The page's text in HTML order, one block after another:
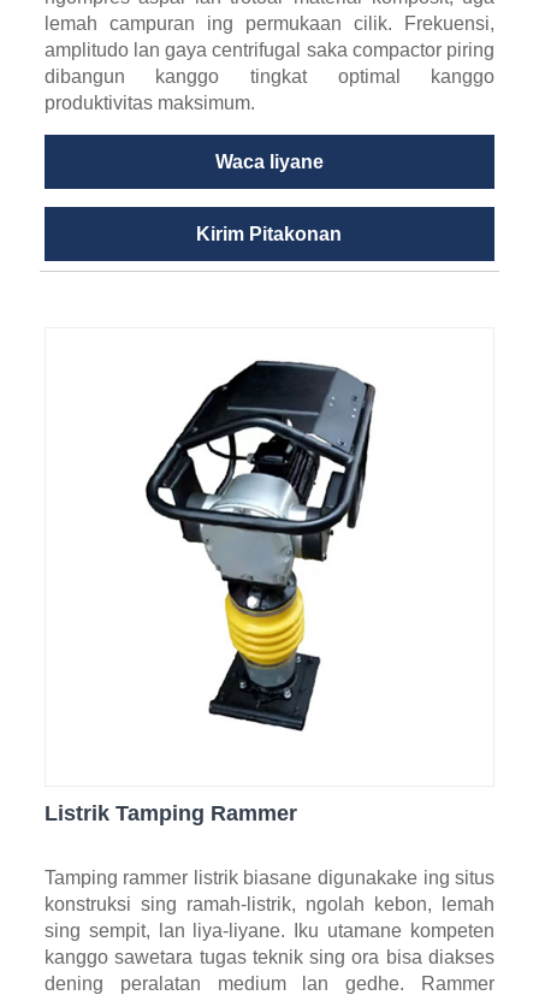
lemah campuran ing permukaan cilik. Frekuensi,
amplitudo lan gaya centrifugal saka compactor piring
dibangun kanggo tingkat optimal kanggo
produktivitas maksimum.
Waca liyane
Kirim Pitakonan
Listrik Tamping Rammer
Tamping rammer listrik biasane digunakake ing situs
konstruksi sing ramah-listrik, ngolah kebon, lemah
sing sempit, lan liya-liyane. Iku utamane kompeten
kanggo sawetara tugas teknik sing ora bisa diakses
dening peralatan medium lan gedhe. Rammer